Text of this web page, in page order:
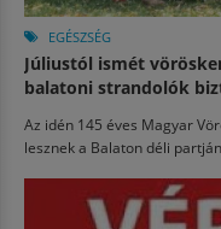
EGÉSZSÉG
Júliustól ismét
balatoni strandolók
Az idén 145 éves Magyar
lesznek a Balaton déli